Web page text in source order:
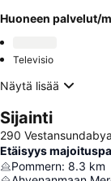
Huoneen palvelut/
Televisio
Näytä lisää
Sijainti
290
Etäisyys
Pommern: 8.3 km